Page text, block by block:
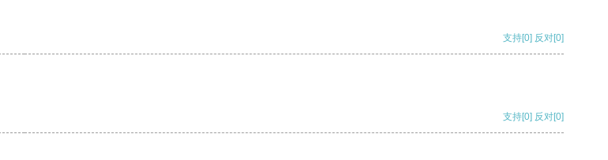
支持[0] 反对[0]
支持[0] 反对[0]